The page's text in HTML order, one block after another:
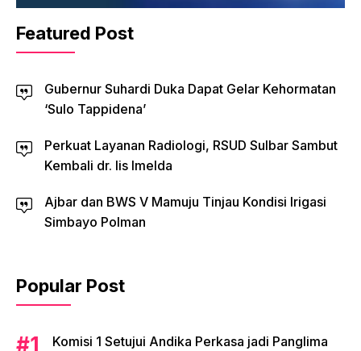
Featured Post
Gubernur Suhardi Duka Dapat Gelar Kehormatan
‘Sulo Tappidena’
Perkuat Layanan Radiologi, RSUD Sulbar Sambut
Kembali dr. Iis Imelda
Ajbar dan BWS V Mamuju Tinjau Kondisi Irigasi
Simbayo Polman
Popular Post
Komisi 1 Setujui Andika Perkasa jadi Panglima